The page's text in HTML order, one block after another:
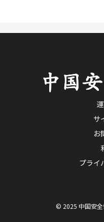
サ
お
プライ
© 2025 中国安全